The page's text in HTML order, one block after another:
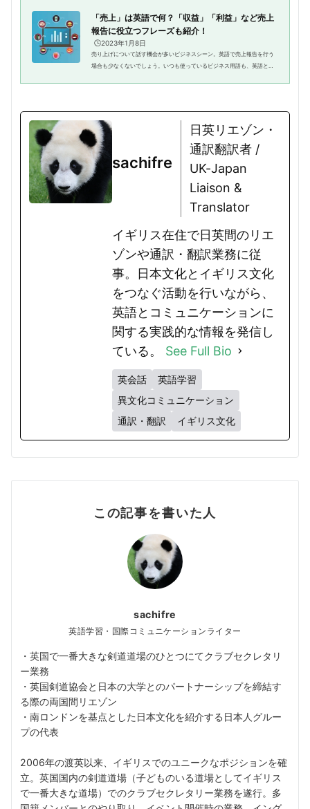
「売上」は英語で何？「収益」「利益」など売上
報告に役立つフレーズも紹介！
🕒️2023年1月8日
売り上げについて話す機会が多いビジネスシーン。英語で売上報告を行う
場合も少なくないでしょう。いつも使っているビジネス用語も、英語とし
sachifre
日英リエゾン・
通訳翻訳者 /
UK-Japan
Liaison &
Translator
イギリス在住で日英間のリエ
ゾンや通訳・翻訳業務に従
事。日本文化とイギリス文化
をつなぐ活動を行いながら、
英語とコミュニケーションに
関する実践的な情報を発信し
ている。 See Full Bio
英会話
英語学習
異文化コミュニケーション
通訳・翻訳
イギリス文化
この記事を書いた人
sachifre
英語学習・国際コミュニケーションライター
・英国で一番大きな剣道道場のひとつにてクラブセクレタリ
ー業務
・英国剣道協会と日本の大学とのパートナーシップを締結す
る際の両国間リエゾン
・南ロンドンを基点とした日本文化を紹介する日本人グルー
プの代表
2006年の渡英以来、イギリスでのユニークなポジションを確
立。英国国内の剣道道場（子どものいる道場としてイギリス
で一番大きな道場）でのクラブセクレタリー業務を遂行。多